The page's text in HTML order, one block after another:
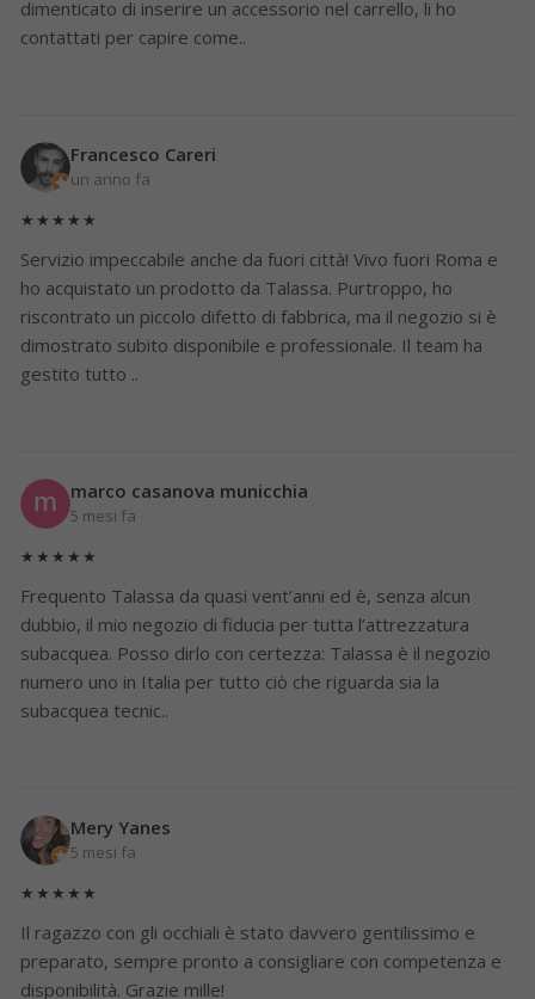
dimenticato di inserire un accessorio nel carrello, li ho
contattati per capire come..
Francesco Careri
un anno fa
★★★★★
Servizio impeccabile anche da fuori città! Vivo fuori Roma e
ho acquistato un prodotto da Talassa. Purtroppo, ho
riscontrato un piccolo difetto di fabbrica, ma il negozio si è
dimostrato subito disponibile e professionale. Il team ha
gestito tutto ..
marco casanova municchia
5 mesi fa
★★★★★
Frequento Talassa da quasi vent’anni ed è, senza alcun
dubbio, il mio negozio di fiducia per tutta l’attrezzatura
subacquea. Posso dirlo con certezza: Talassa è il negozio
numero uno in Italia per tutto ciò che riguarda sia la
subacquea tecnic..
Mery Yanes
5 mesi fa
★★★★★
Il ragazzo con gli occhiali è stato davvero gentilissimo e
preparato, sempre pronto a consigliare con competenza e
disponibilità. Grazie mille!